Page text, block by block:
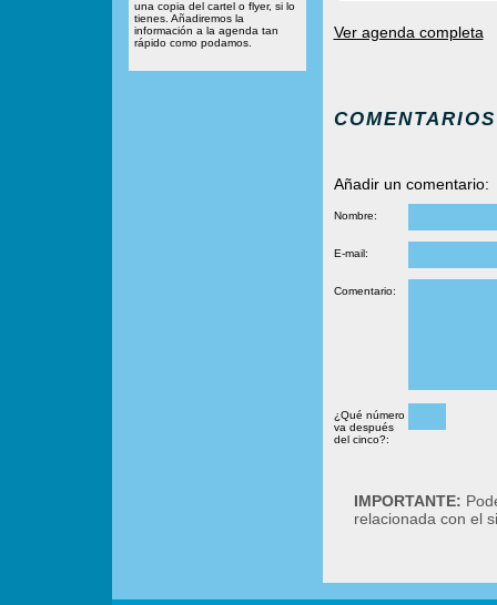
una copia del cartel o flyer, si lo
tienes. Añadiremos la
información a la agenda tan
rápido como podamos.
Ver agenda completa
COMENTARIOS
Añadir un comentario:
Nombre:
E-mail:
Comentario:
¿Qué número
va después
del cinco?:
IMPORTANTE:
relacionada con el